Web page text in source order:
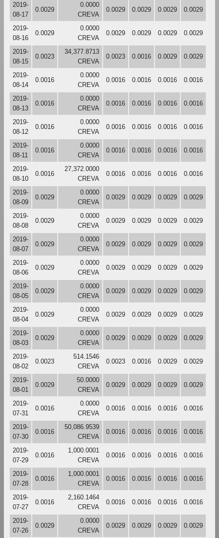
2019-
08-17
0.0029
0.0000
CREVA
0.0029 0.0029 0.0029 0.0029
2019-
08-16
0.0029
0.0000
CREVA
0.0029 0.0029 0.0029 0.0029
2019-
08-15
0.0023
34,377.8713
CREVA
0.0023 0.0016 0.0029 0.0029
2019-
08-14
0.0016
0.0000
CREVA
0.0016 0.0016 0.0016 0.0016
2019-
08-13
0.0016
0.0000
CREVA
0.0016 0.0016 0.0016 0.0016
2019-
08-12
0.0016
0.0000
CREVA
0.0016 0.0016 0.0016 0.0016
2019-
08-11
0.0016
0.0000
CREVA
0.0016 0.0016 0.0016 0.0016
2019-
08-10
0.0016
27,372.0000
CREVA
0.0016 0.0016 0.0016 0.0016
2019-
08-09
0.0029
0.0000
CREVA
0.0029 0.0029 0.0029 0.0029
2019-
08-08
0.0029
0.0000
CREVA
0.0029 0.0029 0.0029 0.0029
2019-
08-07
0.0029
0.0000
CREVA
0.0029 0.0029 0.0029 0.0029
2019-
08-06
0.0029
0.0000
CREVA
0.0029 0.0029 0.0029 0.0029
2019-
08-05
0.0029
0.0000
CREVA
0.0029 0.0029 0.0029 0.0029
2019-
08-04
0.0029
0.0000
CREVA
0.0029 0.0029 0.0029 0.0029
2019-
08-03
0.0029
0.0000
CREVA
0.0029 0.0029 0.0029 0.0029
2019-
08-02
0.0023
514.1546
CREVA
0.0023 0.0016 0.0029 0.0029
2019-
08-01
0.0029
50.0000
CREVA
0.0029 0.0029 0.0029 0.0029
2019-
07-31
0.0016
0.0000
CREVA
0.0016 0.0016 0.0016 0.0016
2019-
07-30
0.0016
50,086.9539
CREVA
0.0016 0.0016 0.0016 0.0016
2019-
07-29
0.0016
1,000.0001
CREVA
0.0016 0.0016 0.0016 0.0016
2019-
07-28
0.0016
1,000.0001
CREVA
0.0016 0.0016 0.0016 0.0016
2019-
07-27
0.0016
2,160.1464
CREVA
0.0016 0.0016 0.0016 0.0016
2019-
07-26
0.0029
0.0000
CREVA
0.0029 0.0029 0.0029 0.0029